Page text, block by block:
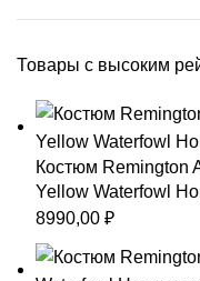
Товары с высоким
Костюм Remington
Yellow Waterfowl
8990,00 ₽